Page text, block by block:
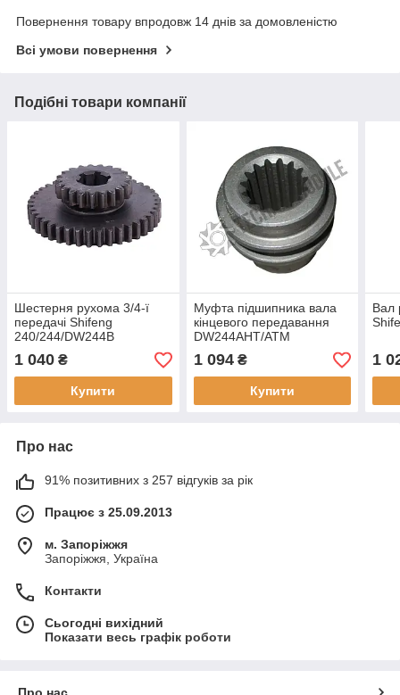
Повернення товару впродовж 14 днів за домовленістю
Всі умови повернення
Подібні товари компанії
Шестерня рухома 3/4-ї
передачі Shifeng
240/244/DW244B
1 040 ₴
Купити
Муфта підшипника вала
кінцевого передавання
DW244AHT/ATM
1 094₴
Купити
Вал
1
Про нас
91% позитивних з 257 відгуків за рік
Працює з 25.09.2013
м. Запоріжжя
Запоріжжя, Україна
Контакти
Сьогодні вихідний
Показати весь графік роботи